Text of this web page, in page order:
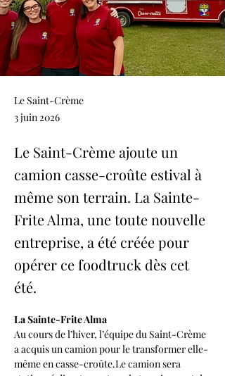
Le Saint-Crème
3 juin 2026
Le Saint-Crème ajoute un
camion casse-croûte estival à
même son terrain. La Sainte-
Frite Alma, une toute nouvelle
entreprise, a été créée pour
opérer ce foodtruck dès cet
été.
La Sainte-Frite Alma
Au cours de l’hiver, l’équipe du Saint-Crème
a acquis un camion pour le transformer elle-
même en casse-croûte.Le camion sera